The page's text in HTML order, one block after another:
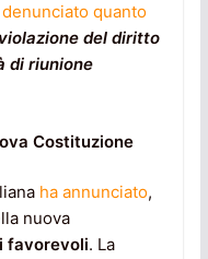
quanto
del diritto
di riunione
Costituzione
ha annunciato,
nuova
favorevoli. La